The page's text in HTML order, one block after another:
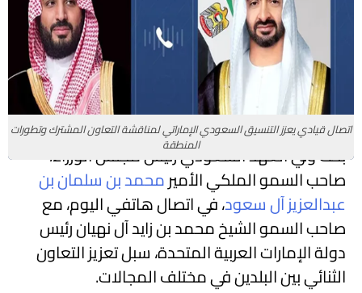
اتصال قيادي يعزز التنسيق السعودي الإماراتي لمناقشة التعاون المشترك وتطورات
المنطقة
بحث ولي العهد السعودي رئيس مجلس الوزراء،
صاحب السمو الملكي الأميرمحمد بن سلمان بن
عبدالعزيز آل سعود، في اتصال هاتفي اليوم، مع
صاحب السمو الشيخ محمد بن زايد آل نهيان رئيس
دولة الإمارات العربية المتحدة، سبل تعزيز التعاون
الثنائي بين البلدين في مختلف المجالات.